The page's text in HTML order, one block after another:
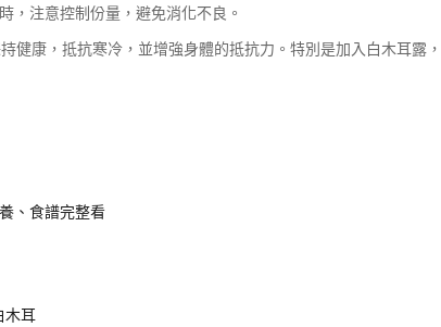
，注意控制份量，避免消化不良。
健康，抵抗寒冷，並增強身體的抵抗力。特別是加入白木耳露
、食譜完整看
木耳